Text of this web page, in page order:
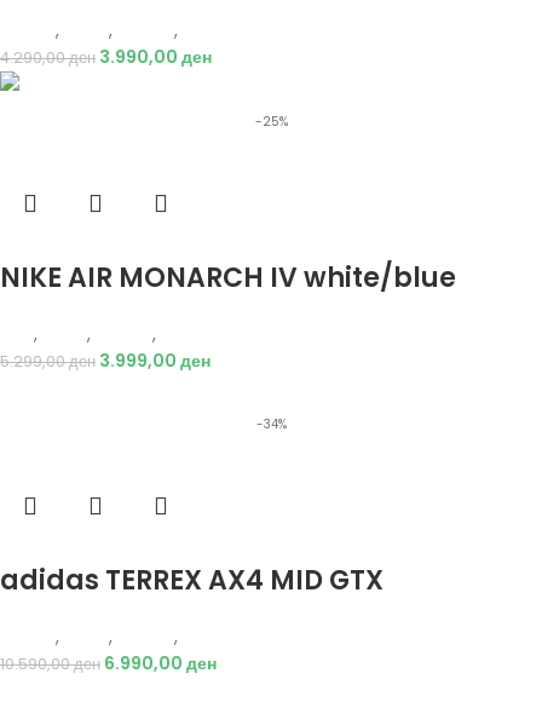
, , ,
4.290,00ден 3.990,00 ден
-25%
NIKE AIR MONARCH IV white/blue
, , ,
5.299,00ден 3.999,00 ден
-34%
adidas TERREX AX4 MID GTX
, , ,
10.590,00ден 6.990,00 ден